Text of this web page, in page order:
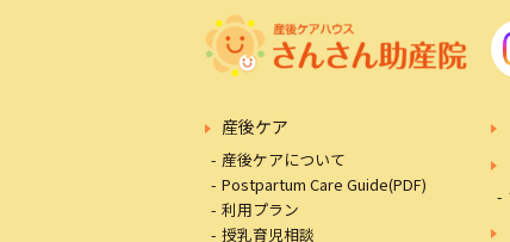
産後ケア
産後ケアについて
Postpartum Care Guide(PDF)
利用プラン
授乳育児相談